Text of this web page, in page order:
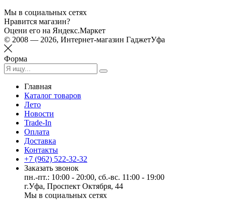
Мы в социальных сетях
Нравится магазин?
Оцени его на Яндекс.Маркет
© 2008 — 2026, Интернет-магазин ГаджетУфа
Форма
Главная
Каталог товаров
Лето
Новости
Trade-In
Оплата
Доставка
Контакты
+7 (962) 522-32-32
Заказать звонок
пн.-пт.: 10:00 - 20:00, сб.-вс. 11:00 - 19:00
г.Уфа, Проспект Октября, 44
Мы в социальных сетях